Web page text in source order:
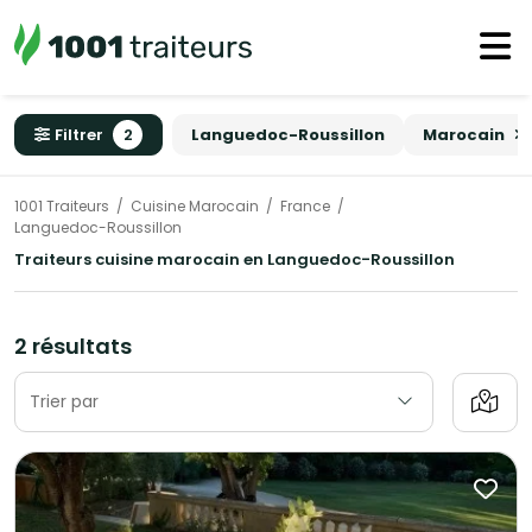
Filtrer 2 Languedoc-Roussillon Marocain
1001 Traiteurs Cuisine Marocain
France
Languedoc-Roussillon
Traiteurs cuisine marocain en Languedoc-Roussillon
2 résultats
Trier par